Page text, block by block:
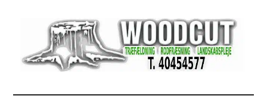
primær
footer
WoodCut
park